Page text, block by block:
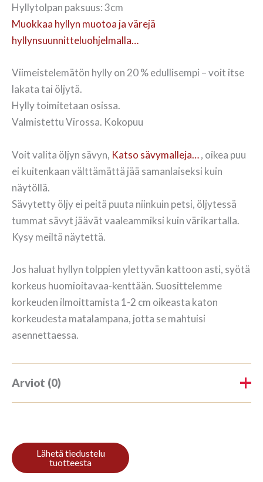
Hyllytolpan paksuus: 3cm
Muokkaa hyllyn muotoa ja värejä
hyllynsuunnitteluohjelmalla…
Viimeistelemätön hylly on 20 % edullisempi – voit itse
lakata tai öljytä.
Hylly toimitetaan osissa.
Valmistettu Virossa. Kokopuu
Voit valita öljyn sävyn, Katso sävymalleja…, oikea puu
ei kuitenkaan välttämättä jää samanlaiseksi kuin
näytöllä.
Sävytetty öljy ei peitä puuta niinkuin petsi, öljytessä
tummat sävyt jäävät vaaleammiksi kuin värikartalla.
Kysy meiltä näytettä.
Jos haluat hyllyn tolppien ylettyvän kattoon asti, syötä
korkeus huomioitavaa-kenttään. Suosittelemme
korkeuden ilmoittamista 1-2 cm oikeasta katon
korkeudesta matalampana, jotta se mahtuisi
asennettaessa.
Arviot (0)
Kirjoita ensimmäinen arvio